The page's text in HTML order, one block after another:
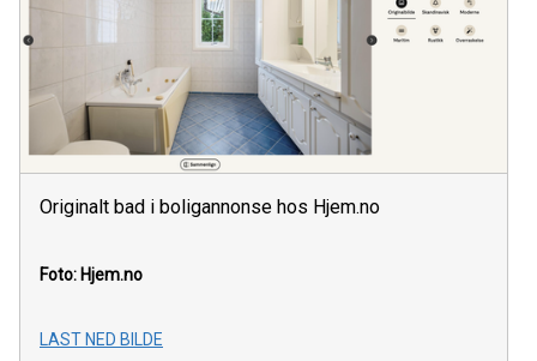
Originalt bad i boligannonse hos Hjem.no
Foto: Hjem.no
LAST NED BILDE